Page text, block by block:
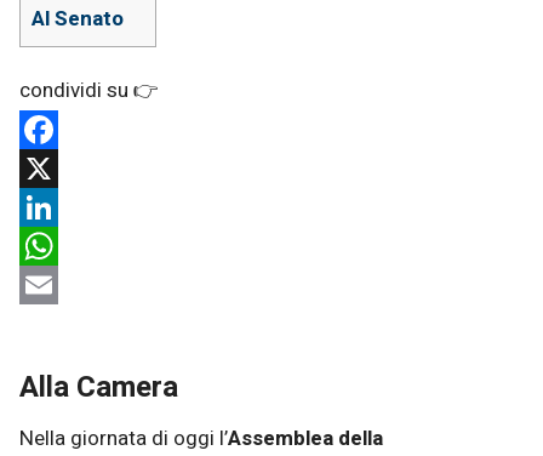
Facebook
X
LinkedIn
WhatsApp
Alla Camera
Nella giornata di oggi l’Assemblea della
Al Senato